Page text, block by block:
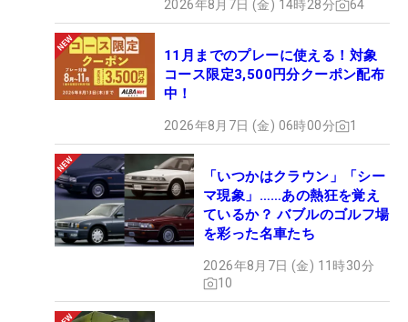
2026年8月7日 (金) 14時28分 64
11月までのプレーに使える！対象
コース限定3,500円分クーポン配布
中！
2026年8月7日 (金) 06時00分 1
「いつかはクラウン」「シー
マ現象」……あの熱狂を覚え
ているか？ バブルのゴルフ場
を彩った名車たち
2026年8月7日 (金) 11時30分
10